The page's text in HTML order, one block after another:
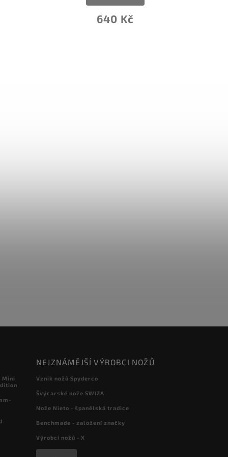
640 Kč
Mini
NEJZNÁMĚJŠÍ VÝROBCI NOŽŮ
Vznik nožů Spyderco
Švýcarské nože SWIZA
Nože Nieto - španělská tradice
Benchmade - založení značky
Výrobci nožů - X